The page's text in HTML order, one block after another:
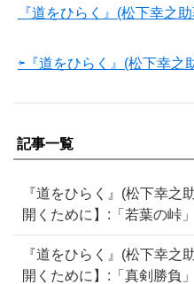
『道をひらく』(松下幸之
⇦『道をひらく』(松下幸之
記事一覧
『道をひらく』(松下幸之
開くために】:「若葉の峠」
『道をひらく』(松下幸之
開くために】:「真剣勝負」